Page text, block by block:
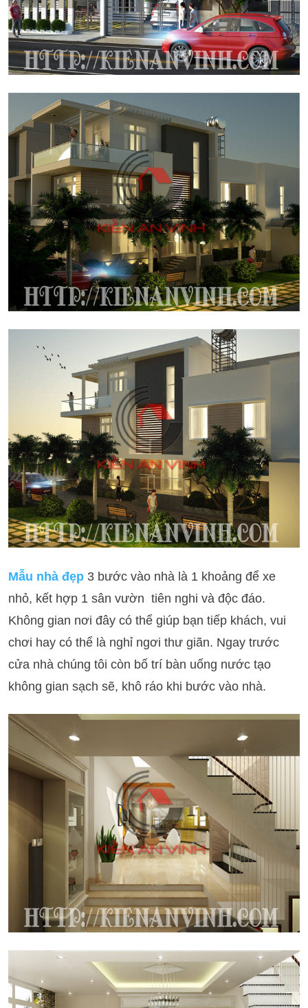
Mẫu nhà đẹp 3 bước vào nhà là 1 khoảng để xe
nhỏ, kết hợp 1 sân vườn tiên nghi và độc đáo.
Không gian nơi đây có thể giúp bạn tiếp khách, vui
chơi hay có thể là nghỉ ngơi thư giãn. Ngay trước
cửa nhà chúng tôi còn bố trí bàn uống nước tạo
không gian sạch sẽ, khô ráo khi bước vào nhà.